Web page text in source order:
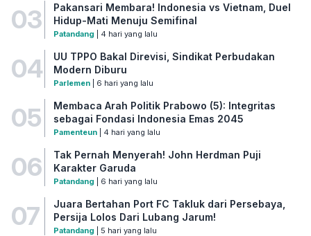
03
Pakansari Membara! Indonesia vs Vietnam, Duel
Hidup-Mati Menuju Semifinal
Patandang | 4 hari yang lalu
04
UU TPPO Bakal Direvisi, Sindikat Perbudakan
Modern Diburu
Parlemen| 6 hari yang lalu
05
Membaca Arah Politik Prabowo (5): Integritas
sebagai Fondasi Indonesia Emas 2045
Pamenteun| 4 hari yang lalu
06
Tak Pernah Menyerah! John Herdman Puji
Karakter Garuda
Patandang | 6 hari yang lalu
07
Juara Bertahan Port FC Takluk dari Persebaya,
Persija Lolos Dari Lubang Jarum!
Patandang | 5 hari yang lalu